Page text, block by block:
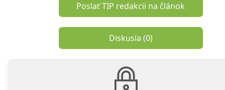
Poslať TIP redakcii na článok
Diskusia (0)